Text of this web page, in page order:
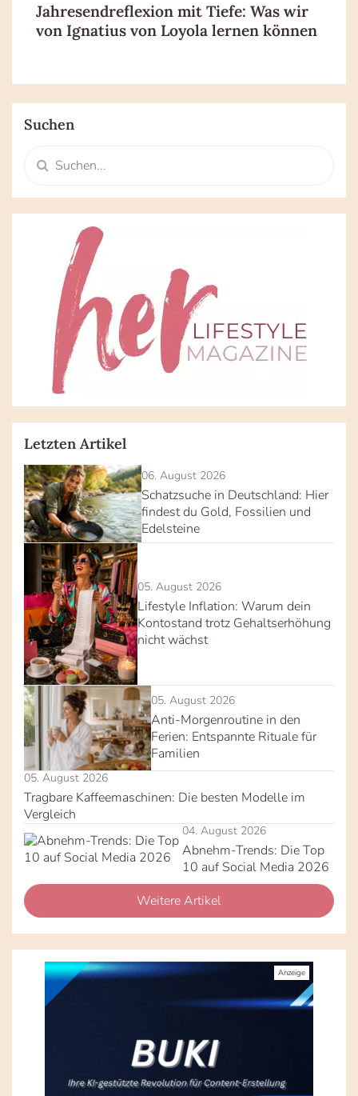
Jahresendreflexion mit Tiefe: Was wir
von Ignatius von Loyola lernen können
Suchen
Letzten Artikel
06. August 2026
Schatzsuche in Deutschland: Hier
findest du Gold, Fossilien und
Edelsteine
05. August 2026
Lifestyle Inflation: Warum dein
Kontostand trotz Gehaltserhöhung
nicht wächst
05. August 2026
Anti-Morgenroutine in den
Ferien: Entspannte Rituale für
Familien
05. August 2026
Tragbare Kaffeemaschinen: Die besten Modelle im
Vergleich
04. August 2026
Abnehm-Trends: Die Top
10 auf Social Media 2026
Weitere Artikel